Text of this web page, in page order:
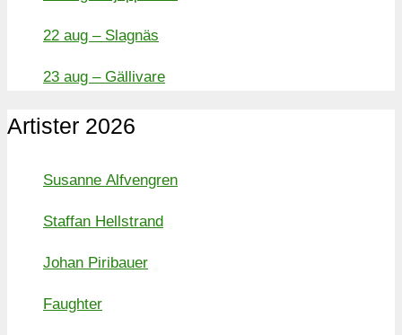
22 aug – Slagnäs
23 aug – Gällivare
Artister 2026
Susanne Alfvengren
Staffan Hellstrand
Johan Piribauer
Faughter